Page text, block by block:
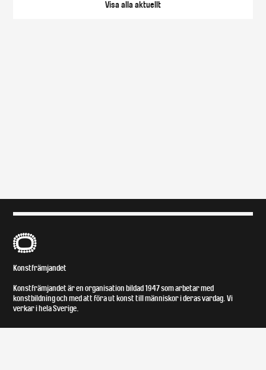
Visa allaaktuellt
B
Konstfrämjandet
Konstfrämjandet är en organisation bildad 1947 som arbetar med
konstbildning och med att föra ut konst till människor i deras vardag. Vi
verkar i hela Sverige.